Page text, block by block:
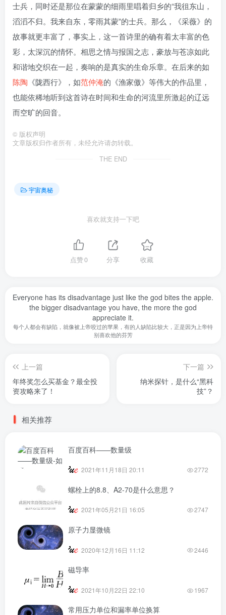
士兵，同时还是那位在蒙蒙的细雨里唱着归乡的“我徂东山，
滔滔不归。我来自东，零雨其蒙”的士兵。那么，《采薇》的
故事就更丰富了，事实上，这一首诗里的确有着太丰富的色
彩，太深沉的情怀。相思之情与报国之志，豪放与苍凉如此
和谐地交织在一起，奏响的是真实的生命乐章。在后来的如
陈陶 《陇西行》，如范仲淹的《渔家傲》等伟大的作品里，
也能依稀地听到这首诗在时间和生命的河流里所激起的辽远
而空旷的回音。
© 版权声明
文章版权归作者所有，未经允许请勿转载。
THE END
宇宙奥秘
喜欢就支持一下吧
点赞0 分享 收藏
Everyone has its disadvantage just like the god bites the apple.
the bigger disadvantage you have, the more the god
appreciate it.
每个人都会有缺陷，就像被上帝咬过的苹果，有的人缺陷比较大，正是因为上帝特
别喜欢他的芬芳
上一篇
年终奖怎么买基金？最全投
资攻略来了！
下一篇
纳米探针，是什么“黑科
技”？
相关推荐
百度百科——数量级
2021年11月18日 20:11 2772
螺栓上的8.8、A2-70是什么意思？
2021年05月21日 16:05 2747
原子力显微镜
2020年12月16日 11:12 2446
磁导率
2021年10月22日 22:10 1967
常用压力单位和漏率单位换算